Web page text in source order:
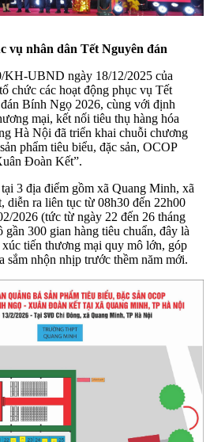
vụ nhân dân Tết Nguyên đán
KH-UBND ngày 18/12/2025 của
chức các hoạt động phục vụ Tết
Bính Ngọ 2026, cùng với định
mại, kết nối tiêu thụ hàng hóa
Hà Nội đã triển khai chuỗi chương
phẩm tiêu biểu, đặc sản, OCOP
Đoàn Kết”.
3 địa điểm gồm xã Quang Minh, xã
diễn ra liên tục từ 08h30 đến 22h00
2026 (tức từ ngày 22 đến 26 tháng
300 gian hàng tiêu chuẩn, đây là
tiến thương mại quy mô lớn, góp
sắm nhộn nhịp trước thềm năm mới.